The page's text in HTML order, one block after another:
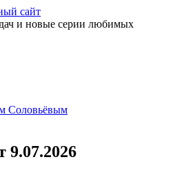
сайт
и новые серии любимых
Соловьёвым
9.07.2026